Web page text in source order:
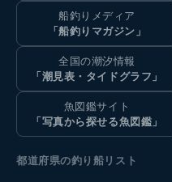
船釣りメディア
「船釣りマガジン」
全国の潮汐情報
「潮見表・タイドグラフ」
魚図鑑サイト
「写真から探せる魚図鑑」
都道府県の釣り船リスト